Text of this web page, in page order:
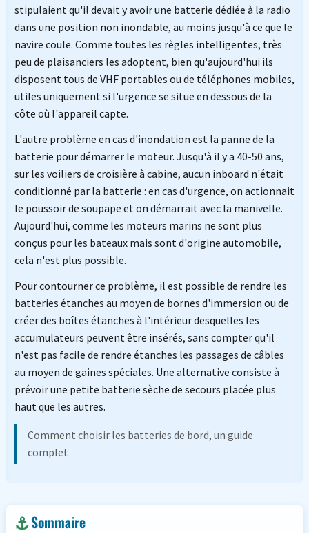
stipulaient qu'il devait y avoir une batterie dédiée à la radio
dans une position non inondable, au moins jusqu'à ce que le
navire coule. Comme toutes les règles intelligentes, très
peu de plaisanciers les adoptent, bien qu'aujourd'hui ils
disposent tous de VHF portables ou de téléphones mobiles,
utiles uniquement si l'urgence se situe en dessous de la
côte où l'appareil capte.
L'autre problème en cas d'inondation est la panne de la
batterie pour démarrer le moteur. Jusqu'à il y a 40-50 ans,
sur les voiliers de croisière à cabine, aucun inboard n'était
conditionné par la batterie : en cas d'urgence, on actionnait
le poussoir de soupape et on démarrait avec la manivelle.
Aujourd'hui, comme les moteurs marins ne sont plus
conçus pour les bateaux mais sont d'origine automobile,
cela n'est plus possible.
Pour contourner ce problème, il est possible de rendre les
batteries étanches au moyen de bornes d'immersion ou de
créer des boîtes étanches à l'intérieur desquelles les
accumulateurs peuvent être insérés, sans compter qu'il
n'est pas facile de rendre étanches les passages de câbles
au moyen de gaines spéciales. Une alternative consiste à
prévoir une petite batterie sèche de secours placée plus
haut que les autres.
Comment choisir les batteries de bord, un guide
complet
Sommaire